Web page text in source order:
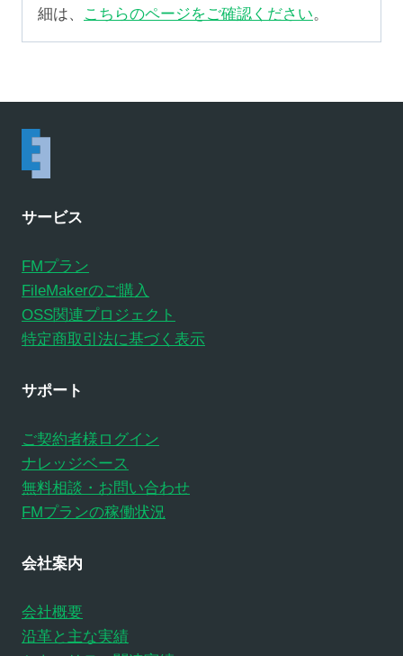
細は、
こちらのページをご確認ください。
サービス
FMプラン
FileMakerのご購入
OSS関連プロジェクト
特定商取引法に基づく表示
サポート
ご契約者様ログイン
ナレッジベース
無料相談・お問い合わせ
FMプランの稼働状況
会社案内
会社概要
沿革と主な実績